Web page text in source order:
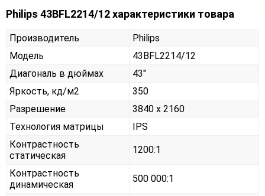
Philips 43BFL2214/12 характеристики товара
Производитель
Philips
Модель
43BFL2214/12
Диагональ в дюймах
43"
Яркость, кд/м2
350
Разрешение
3840 x 2160
Технология матрицы
IPS
Контрастность
статическая
1200:1
Контрастность
динамическая
500 000:1